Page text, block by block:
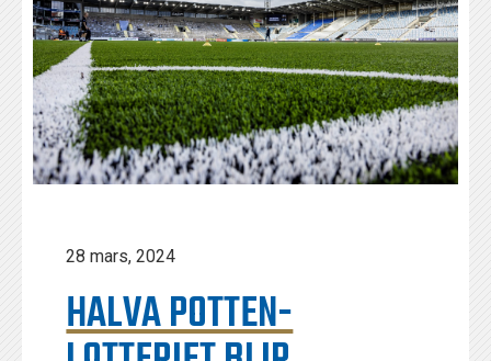
28 mars, 2024
HALVA POTTEN-